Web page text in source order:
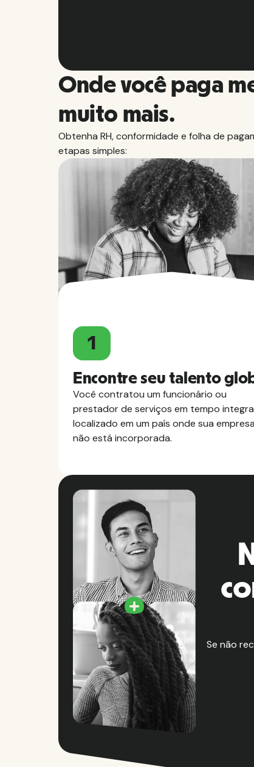
Onde você paga
muito mais.
Obtenha RH, conformidade e folha de
etapas simples:
1
Encontre seu talento
Você contratou um funcionário ou
prestador de serviços em tempo
localizado em um país onde sua empresa
não está incorporada.
Se não